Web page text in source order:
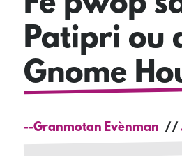
Patipri ou
Gnome
--Granmotan Evènman